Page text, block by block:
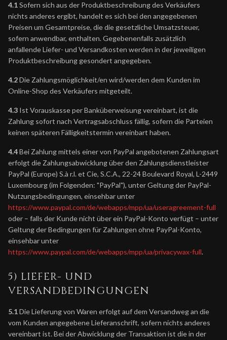
4.1Sofern sich aus der Produktbeschreibung des Verkäufers
nichts anderes ergibt, handelt es sich bei den angegebenen
Preisen um Gesamtpreise, die die gesetzliche Umsatzsteuer,
sofern anwendbar, enthalten. Gegebenenfalls zusätzlich
anfallende Liefer- und Versandkosten werden in der jeweiligen
Produktbeschreibung gesondert angegeben.
4.2Die Zahlungsmöglichkeit/en wird/werden dem Kunden im
Online-Shop des Verkäufers mitgeteilt.
4.3 Ist Vorauskasse per Banküberweisung vereinbart, ist die
Zahlung sofort nach Vertragsabschluss fällig, sofern die Parteien
keinen späteren Fälligkeitstermin vereinbart haben.
4.4Bei Zahlung mittels einer von PayPal angebotenen Zahlungsart
erfolgt die Zahlungsabwicklung über den Zahlungsdienstleister
PayPal (Europe) S.à r.l. et Cie, S.C.A., 22-24 Boulevard Royal, L-2449
Luxembourg (im Folgenden: "PayPal"), unter Geltung der PayPal-
Nutzungsbedingungen, einsehbar unter
https://www.paypal.com/de/webapps/mpp/ua/useragreement-full
oder – falls der Kunde nicht über ein PayPal-Konto verfügt – unter
Geltung der Bedingungen für Zahlungen ohne PayPal-Konto,
einsehbar unter
https://www.paypal.com/de/webapps/mpp/ua/privacywax-full.
5) LIEFER- UND
VERSANDBEDINGUNGEN
5.1Die Lieferung von Waren erfolgt auf dem Versandweg an die
vom Kunden angegebene Lieferanschrift, sofern nichts anderes
vereinbart ist. Bei der Abwicklung der Transaktion ist die in der